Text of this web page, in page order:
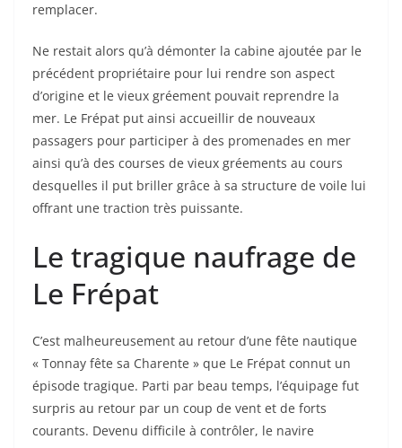
remplacer.
Ne restait alors qu’à démonter la cabine ajoutée par le
précédent propriétaire pour lui rendre son aspect
d’origine et le vieux gréement pouvait reprendre la
mer. Le Frépat put ainsi accueillir de nouveaux
passagers pour participer à des promenades en mer
ainsi qu’à des courses de vieux gréements au cours
desquelles il put briller grâce à sa structure de voile lui
offrant une traction très puissante.
Le tragique naufrage de
Le Frépat
C’est malheureusement au retour d’une fête nautique
« Tonnay fête sa Charente » que Le Frépat connut un
épisode tragique. Parti par beau temps, l’équipage fut
surpris au retour par un coup de vent et de forts
courants. Devenu difficile à contrôler, le navire